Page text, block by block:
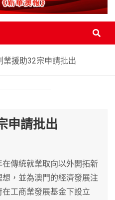
業援助32宗申請批出
申請批出
在傳統就業取向以外開拓新
，並為澳門的經濟發展注
工商業發展基金下設立